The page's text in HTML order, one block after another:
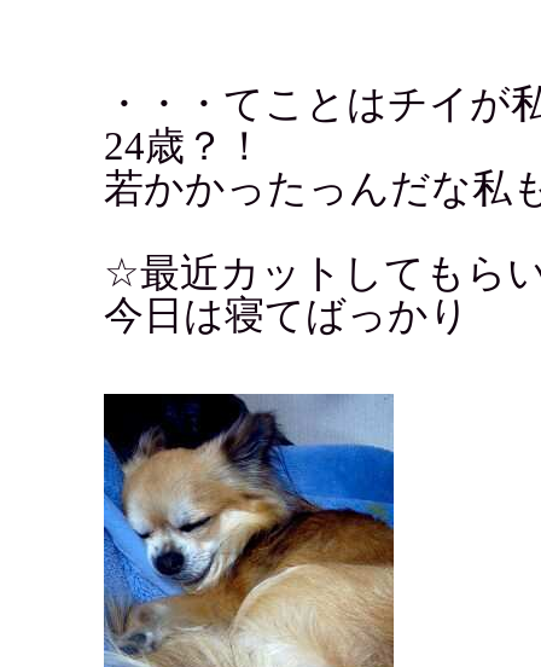
・・・てことはチイが
24歳？！
若かかったっんだな私
☆最近カットしてもら
今日は寝てばっかり